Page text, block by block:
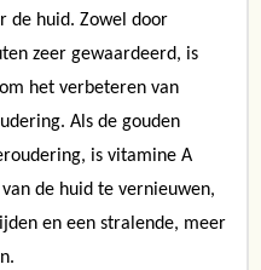
de huid. Zowel door
zeer gewaardeerd, is
het verbeteren van
Als de gouden
is vitamine A
de huid te vernieuwen,
en een stralende, meer